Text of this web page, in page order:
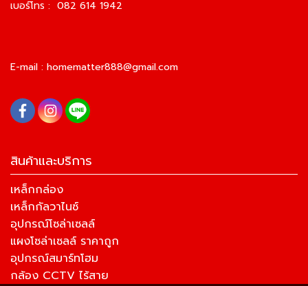
เบอร์โทร : 082 614 1942
E-mail : homematter888@gmail.com
สินค้าและบริการ
เหล็กกล่อง
เหล็กกัลวาไนซ์
อุปกรณ์โซล่าเซลล์
แผงโซล่าเซลล์ ราคาถูก
อุปกรณ์สมาร์ทโฮม
กล้อง CCTV ไร้สาย